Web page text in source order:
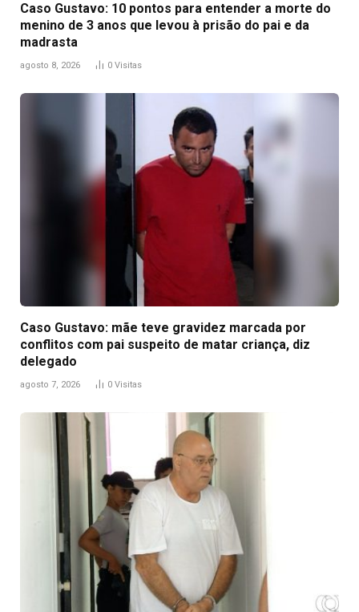
Caso Gustavo: 10 pontos para entender a morte do
menino de 3 anos que levou à prisão do pai e da
madrasta
agosto 8, 2026 0 Visitas
Caso Gustavo: mãe teve gravidez marcada por
conflitos com pai suspeito de matar criança, diz
delegado
agosto 7, 2026 0 Visitas